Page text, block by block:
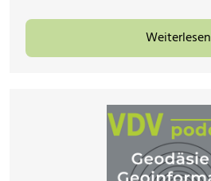
Weiterlesen